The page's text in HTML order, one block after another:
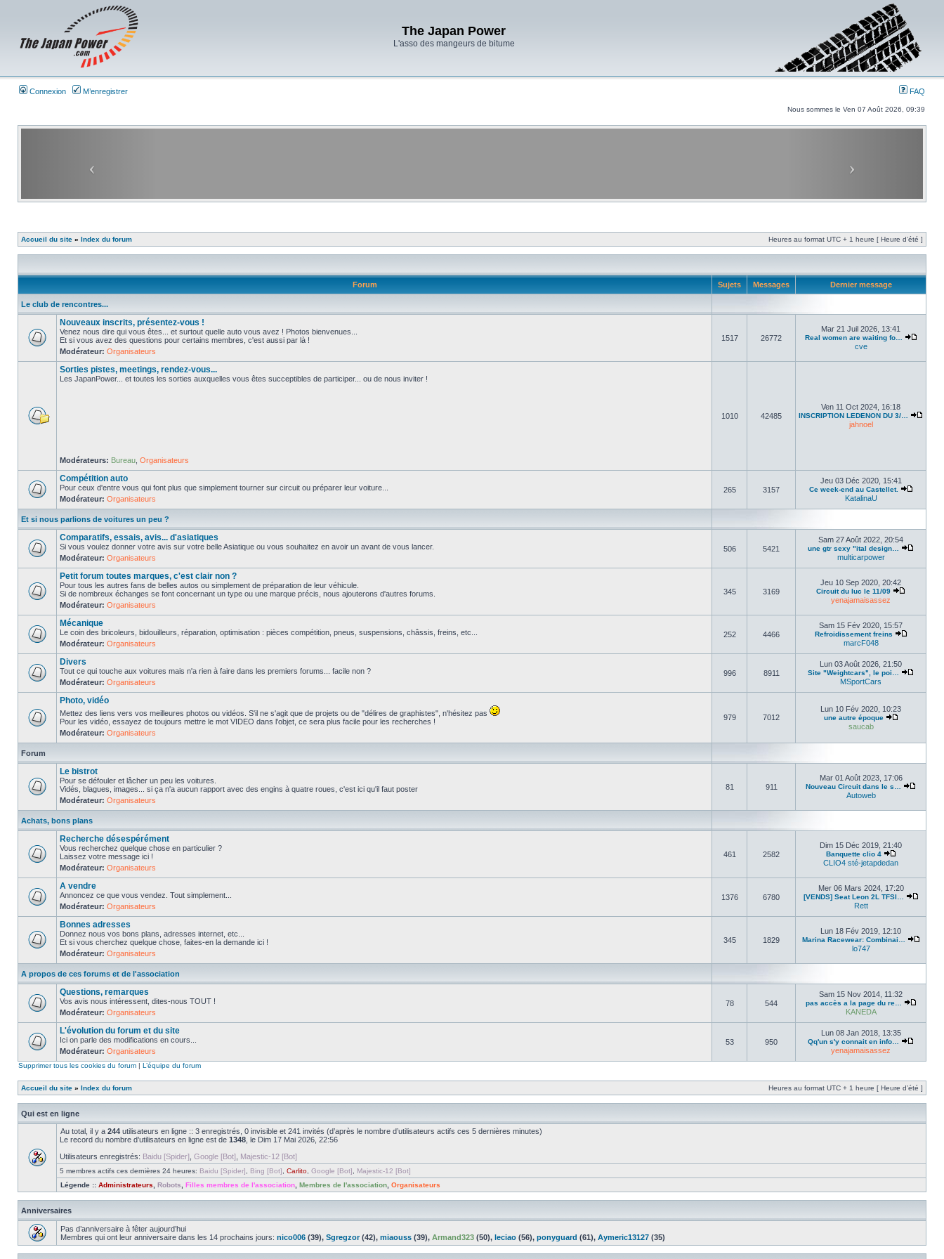
The Japan Power
L'asso des mangeurs de bitume
Connexion M’enregistrer FAQ
Nous sommes le Ven 07 Août 2026, 09:39
Accueil du site » Index du forum Heures au format UTC + 1 heure [ Heure d’été ]
Forum Sujets Messages Dernier message
Le club de rencontres...
Nouveaux inscrits, présentez-vous !
Venez nous dire qui vous êtes... et surtout quelle auto vous avez ! Photos bienvenues...
Et si vous avez des questions pour certains membres, c'est aussi par là !
Modérateur: Organisateurs
1517 26772
Mar 21 Juil 2026, 13:41
Real women are waiting fo…
cve
Sorties pistes, meetings, rendez-vous...
Les JapanPower... et toutes les sorties auxquelles vous êtes succeptibles de participer... ou de nous inviter !
Modérateurs: Bureau Organisateurs
1010 42485
Ven 11 Oct 2024, 16:18
INSCRIPTION LEDENON DU 3/…
jahnoel
Compétition auto
Pour ceux d'entre vous qui font plus que simplement tourner sur circuit ou préparer leur voiture...
Modérateur: Organisateurs
265 3157
Jeu 03 Déc 2020, 15:41
Ce week-end au Castellet.
KatalinaU
Et si nous parlions de voitures un peu ?
Comparatifs, essais, avis... d'asiatiques
Si vous voulez donner votre avis sur votre belle Asiatique ou vous souhaitez en avoir un avant de vous lancer.
Modérateur: Organisateurs
506 5421
Sam 27 Août 2022, 20:54
une gtr sexy "ital design…
multicarpower
Petit forum toutes marques, c'est clair non ?
Pour tous les autres fans de belles autos ou simplement de préparation de leur véhicule.
Si de nombreux échanges se font concernant un type ou une marque précis, nous ajouterons d'autres forums.
Modérateur: Organisateurs
345 3169
Jeu 10 Sep 2020, 20:42
Circuit du luc le 11/09
yenajamaisassez
Mécanique
Le coin des bricoleurs, bidouilleurs, réparation, optimisation : pièces compétition, pneus, suspensions, châssis, freins, etc...
Modérateur: Organisateurs
252 4466
Sam 15 Fév 2020, 15:57
Refroidissement freins
marcF048
Divers
Tout ce qui touche aux voitures mais n'a rien à faire dans les premiers forums... facile non ?
Modérateur: Organisateurs
996 8911
Lun 03 Août 2026, 21:50
Site "Weightcars", le poi…
MSportCars
Photo, vidéo
Mettez des liens vers vos meilleures photos ou vidéos. S'il ne s'agit que de projets ou de "délires de graphistes", n'hésitez pas
Pour les vidéo, essayez de toujours mettre le mot VIDEO dans l'objet, ce sera plus facile pour les recherches !
Modérateur: Organisateurs
979 7012
Lun 10 Fév 2020, 10:23
une autre époque
saucab
Forum
Le bistrot
Pour se défouler et lâcher un peu les voitures.
Vidés, blagues, images... si ça n'a aucun rapport avec des engins à quatre roues, c'est ici qu'il faut poster
Modérateur: Organisateurs
81 911
Mar 01 Août 2023, 17:06
Nouveau Circuit dans le s…
Autoweb
Achats, bons plans
Recherche désespérément
Vous recherchez quelque chose en particulier ?
Laissez votre message ici !
Modérateur: Organisateurs
461 2582
Dim 15 Déc 2019, 21:40
Banquette clio 4
CLIO4 sté-jetapdedan
A vendre
Annoncez ce que vous vendez. Tout simplement...
Modérateur: Organisateurs
1376 6780
Mer 06 Mars 2024, 17:20
[VENDS] Seat Leon 2L TFSI…
Rett
Bonnes adresses
Donnez nous vos bons plans, adresses internet, etc...
Et si vous cherchez quelque chose, faites-en la demande ici !
Modérateur: Organisateurs
345 1829
Lun 18 Fév 2019, 12:10
Marina Racewear: Combinai…
lo747
A propos de ces forums et de l'association
Questions, remarques
Vos avis nous intéressent, dites-nous TOUT !
Modérateur: Organisateurs
78 544
Sam 15 Nov 2014, 11:32
pas accès a la page du re…
KANEDA
L'évolution du forum et du site
Ici on parle des modifications en cours...
Modérateur: Organisateurs
53 950
Lun 08 Jan 2018, 13:35
Qq'un s'y connait en info…
yenajamaisassez
Supprimer tous les cookies du forum | L’équipe du forum
Accueil du site » Index du forum Heures au format UTC + 1 heure [ Heure d’été ]
Qui est en ligne
Au total, il y a 244 utilisateurs en ligne :: 3 enregistrés, 0 invisible et 241 invités (d’après le nombre d’utilisateurs actifs ces 5 dernières minutes)
Le record du nombre d’utilisateurs en ligne est de 1348 , le Dim 17 Mai 2026, 22:56
Utilisateurs enregistrés: Baidu [Spider] Google [Bot] Majestic-12 [Bot]
5 membres actifs ces dernières 24 heures: Baidu [Spider] Bing [Bot] Carlito Google [Bot]
Majestic-12 [Bot]
Légende :: Administrateurs Robots Filles membres de l'association Membres de l'association Organisateurs
Anniversaires
Pas d’anniversaire à fêter aujourd’hui
Membres qui ont leur anniversaire dans les 14 prochains jours: nico006 (39), Sgregzor(42), miaouss (39), Armand323 (50), leciao (56), ponyguard (61), Aymeric13127 (35)